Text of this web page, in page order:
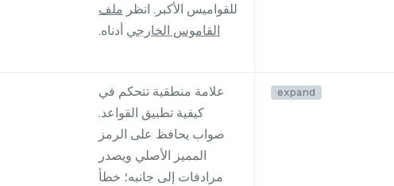
للقواميس الأكبر. انظر ملف
القاموس الخارجي أدناه.
expand
علامة منطقية تتحكم في
كيفية تطبيق القواعد.
صواب يحافظ على الرمز
المميز الأصلي ويصدر
مرادفات إلى جانبه؛ خطأ